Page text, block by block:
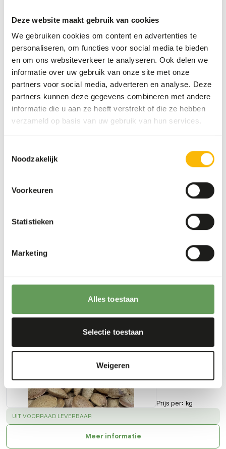
Deze website maakt gebruik van cookies
We gebruiken cookies om content en advertenties te
personaliseren, om functies voor social media te bieden
en om ons websiteverkeer te analyseren. Ook delen we
informatie over uw gebruik van onze site met onze
partners voor social media, adverteren en analyse. Deze
partners kunnen deze gegevens combineren met andere
informatie die u aan ze heeft verstrekt of die ze hebben
verzameld op basis van uw gebruik van hun services.
Noodzakelijk
Voorkeuren
Statistieken
Marketing
Alles toestaan
Selectie toestaan
Weigeren
Over dit product
Wisbroek Parrot High Fat Handfeeding is a handfeeding
specially developed for handrearing young parrots that
force feeding of sick or straggling young birds.
Productsheet
• Use a small syringe or feeding spoon and ensure no air is
It is important to let the porridge thicken properly so it
can pass easily through the feeder, and never add any
additives, as this may disturb the nutritional composition.
Ook interessant
12,5 kg
Prijs per: kg
SUCCESS:
UIT VOORRAAD LEVERBAAR
Meer informatie